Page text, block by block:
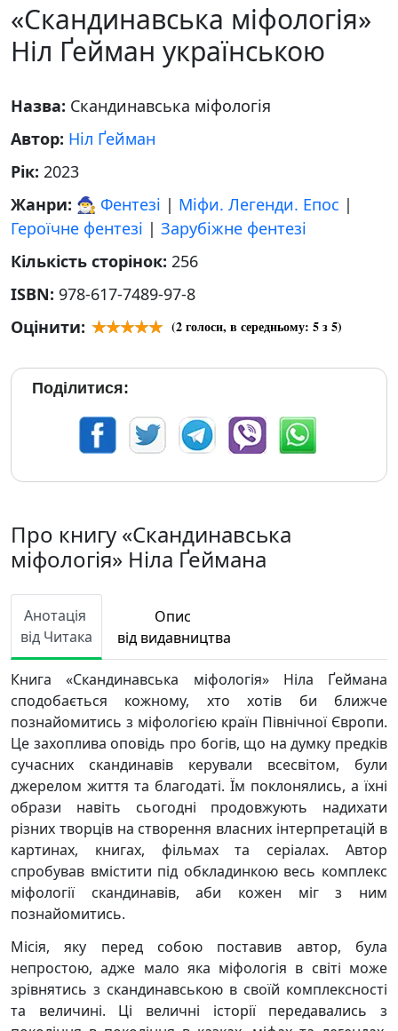
«Скандинавська міфологія»
Ніл Ґейман українською
Назва: Скандинавська міфологія
Автор: Ніл Ґейман
Рік: 2023
Жанри: 🧙‍♂️ Фентезі | Міфи. Легенди. Епос |
Героїчне фентезі | Зарубіжне фентезі
Кількість сторінок: 256
ISBN: 978-617-7489-97-8
Оцінити:
(2голоси, в середньому: 5з 5)
Поділитися:
Про книгу «Скандинавська
міфологія» Ніла Ґеймана
Анотація
від Читака
Опис
від видавництва
Книга «Скандинавська міфологія» Ніла Ґеймана
сподобається кожному, хто хотів би ближче
познайомитись з міфологією країн Північної Європи.
Це захоплива оповідь про богів, що на думку предків
сучасних скандинавів керували всесвітом, були
джерелом життя та благодаті. Їм поклонялись, а їхні
образи навіть сьогодні продовжують надихати
різних творців на створення власних інтерпретацій в
картинах, книгах, фільмах та серіалах. Автор
спробував вмістити під обкладинкою весь комплекс
міфології скандинавів, аби кожен міг з ним
познайомитись.
Місія, яку перед собою поставив автор, була
непростою, адже мало яка міфологія в світі може
зрівнятись з скандинавською в своїй комплексності
та величині. Ці величні історії передавались з